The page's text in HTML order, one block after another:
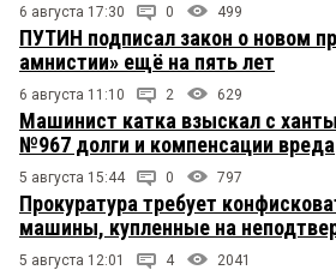
6 августа 17:30 0 499
ПУТИН подписал закон о новом
амнистии» ещё на пять лет
6 августа 11:10 2 629
Машинист катка взыскал с
№967 долги и компенсации вреда
5 августа 15:44 0 797
Прокуратура требует
машины, купленные на
5 августа 12:01 4 2041